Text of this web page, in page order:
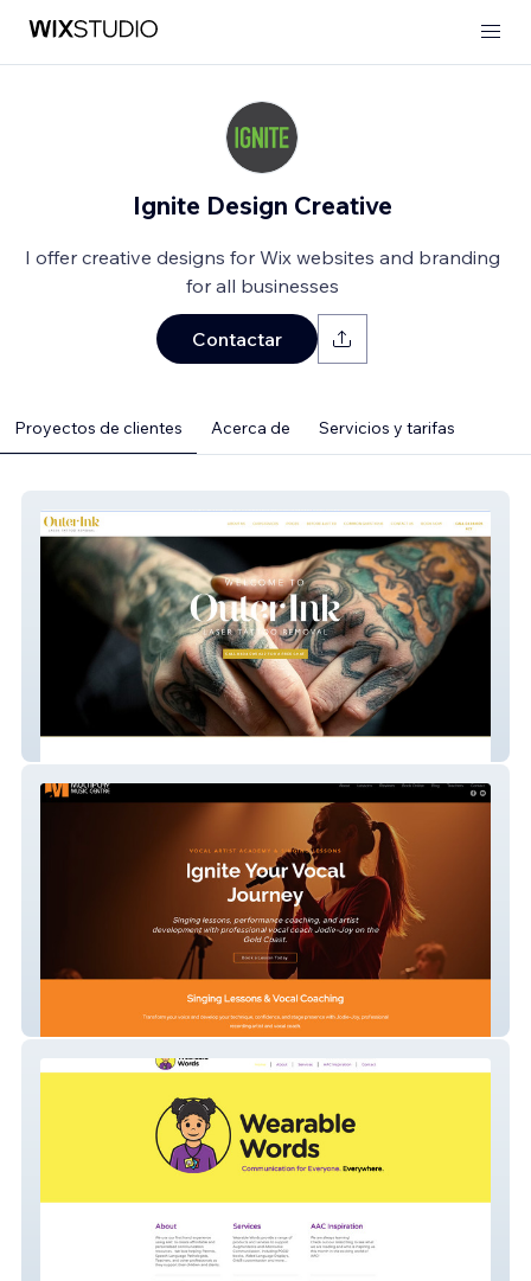
Ignite Design Creative
I offer creative designs for Wix websites and branding
for all businesses
Contactar
Proyectos de clientes Acerca de Servicios y tarifas
Multiplay Music Centre